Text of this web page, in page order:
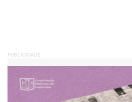
PUBLICIDADE